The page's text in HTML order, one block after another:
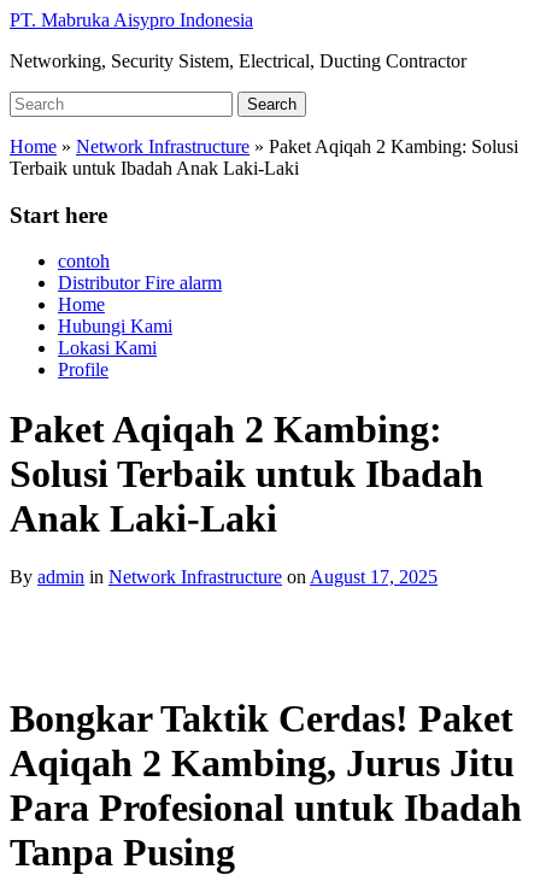
Skip
main
PT. Mabruka Aisypro Indonesia
Networking, Security Sistem, Electrical, Ducting Contractor
Search
for:
Search
Home » Network Infrastructure » Paket Aqiqah 2 Kambing: Solusi
Terbaik untuk Ibadah Anak Laki-Laki
Start here
contoh
Distributor Fire alarm
Home
Hubungi Kami
Lokasi Kami
Profile
Paket Aqiqah 2 Kambing:
Solusi Terbaik untuk Ibadah
Anak Laki-Laki
By admin in Network Infrastructure on August 17, 2025
Bongkar Taktik Cerdas! Paket
Aqiqah 2 Kambing, Jurus Jitu
Para Profesional untuk Ibadah
Tanpa Pusing